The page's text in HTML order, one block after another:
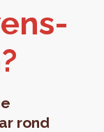
rond